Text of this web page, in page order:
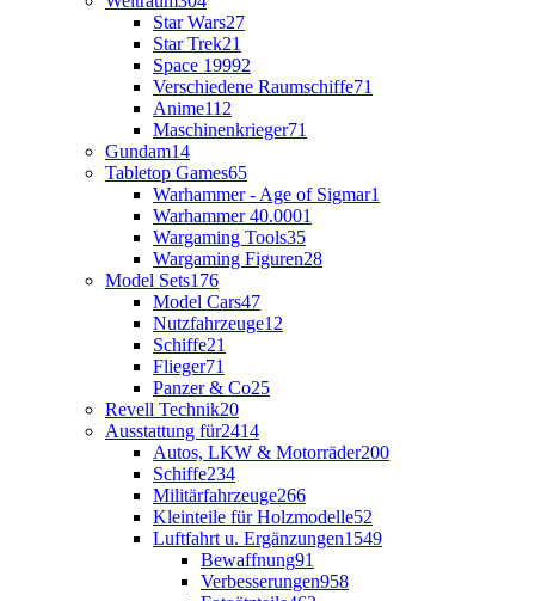
Star Wars27
Star Trek21
Space 19992
Verschiedene Raumschiffe71
Anime112
Maschinenkrieger71
Gundam14
Tabletop Games65
Warhammer - Age of Sigmar1
Warhammer 40.0001
Wargaming Tools35
Wargaming Figuren28
Model Sets176
Model Cars47
Nutzfahrzeuge12
Schiffe21
Flieger71
Panzer & Co25
Revell Technik20
Ausstattung für2414
Autos, LKW & Motorräder200
Schiffe234
Militärfahrzeuge266
Kleinteile für Holzmodelle52
Luftfahrt u. Ergänzungen1549
Bewaffnung91
Verbesserungen958